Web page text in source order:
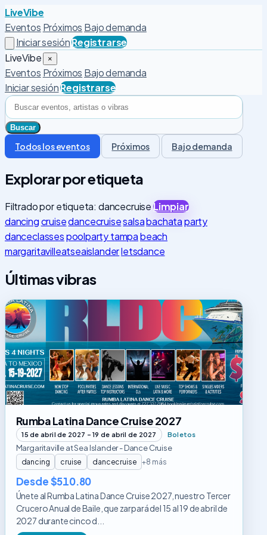
LiveVibe
Eventos Próximos Bajo demanda
Iniciar sesiónRegistrarse
LiveVibe
×
Eventos Próximos Bajo demanda
Iniciar sesiónRegistrarse
Todos los eventos Próximos Bajo demanda
Explorar por etiqueta
Filtrado por etiqueta: dancecruiseLimpiar
dancingcruisedancecruisesalsabachataparty
danceclassespoolparty tampabeach
margaritavilleatseaislanderletsdance
Últimas vibras
Rumba
Latina
Dance
Cruise
2027
Rumba Latina Dance Cruise 2027
15 de abril de 2027 – 19 de abril de 2027 Boletos
Margaritaville at Sea Islander - Dance Cruise
dancing cruise dancecruise +8 más
Desde $510.80
Únete al Rumba Latina Dance Cruise 2027, nuestro Tercer
Crucero Anual de Baile, que zarpará del 15 al 19 de abril de
2027 durante cinco d...